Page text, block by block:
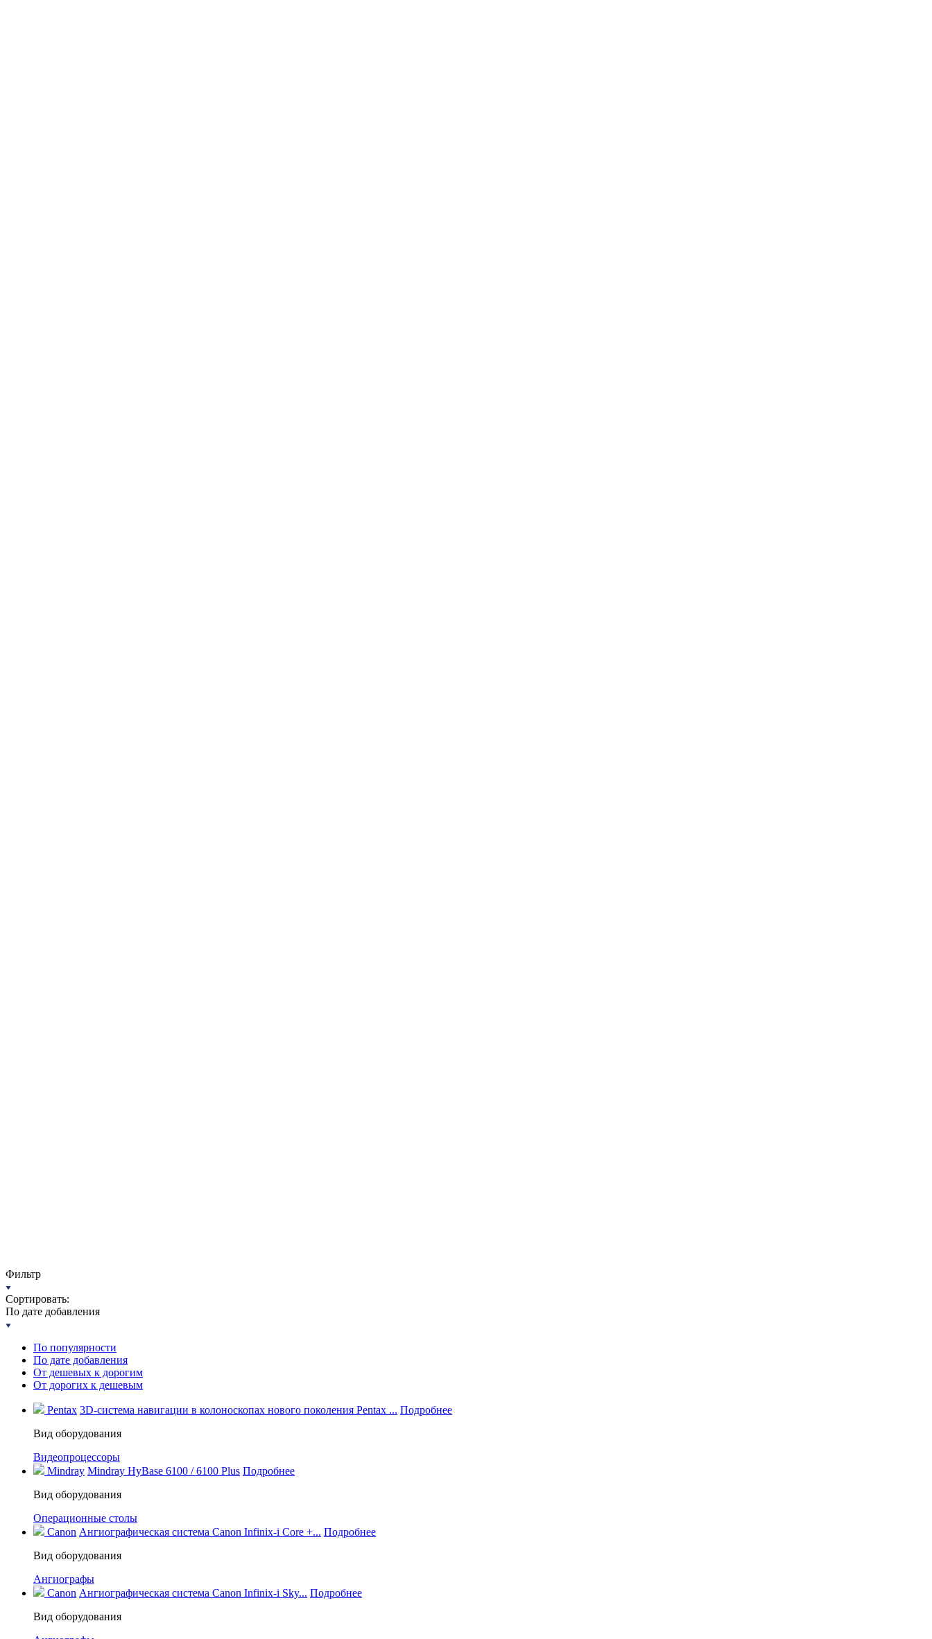
Фильтр
Сортировать:
По дате добавления
По популярности
По дате добавления
От дешевых к дорогим
От дорогих к дешевым
Pentax 3D-система навигации в колоноскопах нового поколения Pentax ... Подробнее
Вид оборудования
Видеопроцессоры
Mindray Mindray HyBase 6100 / 6100 Plus Подробнее
Вид оборудования
Операционные столы
Canon Ангиографическая система Canon Infinix-i Core +... Подробнее
Вид оборудования
Ангиографы
Canon Ангиографическая система Canon Infinix-i Sky... Подробнее
Вид оборудования